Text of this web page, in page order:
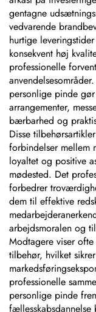
gentagne
vedvarende
hurtige
konsekvent høj
professionelle
personlige pinde
arrangementer,
bærbarhed og
Disse
forbindelser mellem
loyaltet og positive
mødested. Det
forbedrer
dem til effektive
arbejdsmoralen og
Modtagere viser
tilbehør, hvilket
professionelle
personlige pinde
fællesskabsdannelse